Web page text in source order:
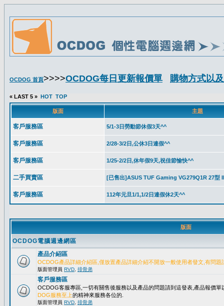
OCDOG 首頁>>>>OCDOG每日更新報價單 購物方式以
版面
OCDOG電腦週邊網區
產品介紹區
OCDOG產品詳細介紹區,僅放置產品詳細介紹不開放一般使用者發文,有問題
版面管理員 RVD 排骨弟
客戶服務區
OCDOG客服專區,一切有關售後服務以及產品的問題請到這發表,產品報價
DOG服務至上的精神來服務各位的.
版面管理員 RVD 排骨弟